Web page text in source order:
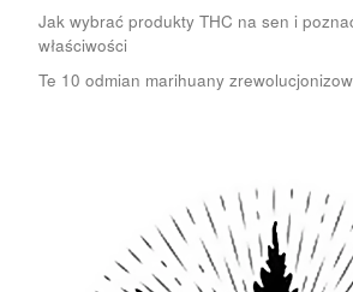
Jak wybrać produkty THC na sen i
właściwości
Te 10 odmian marihuany